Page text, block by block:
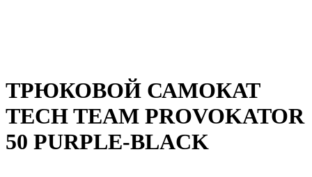
ТРЮКОВОЙ САМОКАТ
TECH TEAM PROVOKATOR
50 PURPLE-BLACK